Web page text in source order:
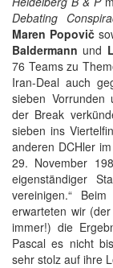
Debating
Maren Popovič
Baldermann und
76 Teams zu
Iran-Deal auch
sieben Vorrunden
der Break
sieben ins
anderen DCHler
29. November
eigenständiger
vereinigen.“
erwarteten wir
immer!) die
Pascal es nicht
sehr stolz auf ihre